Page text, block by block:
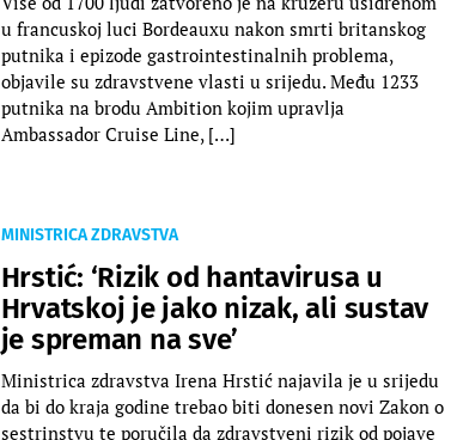
u francuskoj luci Bordeauxu nakon smrti britanskog
putnika i epizode gastrointestinalnih problema,
objavile su zdravstvene vlasti u srijedu. Među 1233
putnika na brodu Ambition kojim upravlja
Ambassador Cruise Line, […]
MINISTRICA ZDRAVSTVA
Hrstić: ‘Rizik od hantavirusa u
Hrvatskoj je jako nizak, ali sustav
je spreman na sve’
Ministrica zdravstva Irena Hrstić najavila je u srijedu
da bi do kraja godine trebao biti donesen novi Zakon o
sestrinstvu te poručila da zdravstveni rizik od pojave